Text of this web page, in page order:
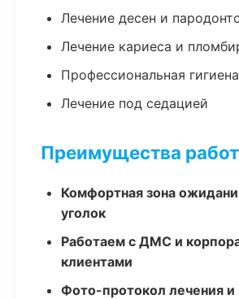
Лечение десен и
Лечение кариеса и
Профессиональная
Лечение под седацией
Преимущества
Комфортная зона
уголок
Работаем с ДМС и
клиентами
Фото-протокол лечения